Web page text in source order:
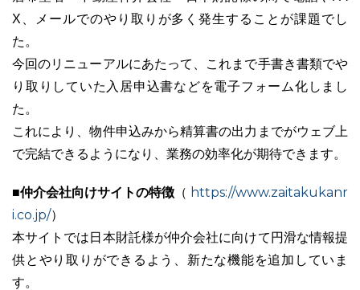
X、メールでのやり取りが多く発生することが課題でし
た。
今回のリニューアルにあたって、これまで手書き書類でや
り取りしていた入居申込書などを電子フォーム化しまし
た。
これにより、物件申込みから精算書の出力までがウェブ上
で完結できるようになり、業務の効率化が期待できます。
■仲介会社向けサイトの特徴 （ https://www.zaitakukanr
i.co.jp/）
本サイトでは日本財託様が仲介会社に向けて円滑な情報提
供とやり取りができるよう、新たな機能を追加していま
す。